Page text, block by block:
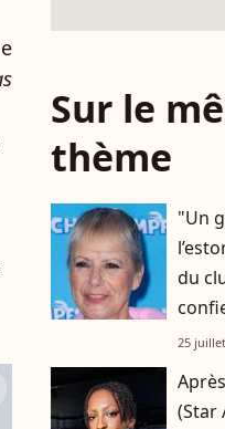
Sur le
thème
"Un
du
25
(Star